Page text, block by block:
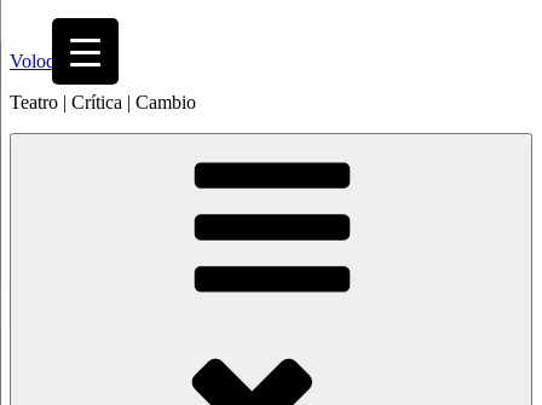
contenido
Volodia
Teatro | Crítica | Cambio